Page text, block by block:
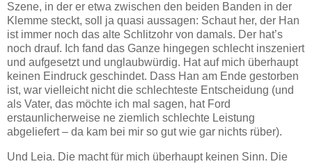
Szene, in der er etwa zwischen den beiden Banden in der
Klemme steckt, soll ja quasi aussagen: Schaut her, der Han
ist immer noch das alte Schlitzohr von damals. Der hat’s
noch drauf. Ich fand das Ganze hingegen schlecht inszeniert
und aufgesetzt und unglaubwürdig. Hat auf mich überhaupt
keinen Eindruck geschindet. Dass Han am Ende gestorben
ist, war vielleicht nicht die schlechteste Entscheidung (und
als Vater, das möchte ich mal sagen, hat Ford
erstaunlicherweise ne ziemlich schlechte Leistung
abgeliefert – da kam bei mir so gut wie gar nichts rüber).
Und Leia. Die macht für mich überhaupt keinen Sinn. Die